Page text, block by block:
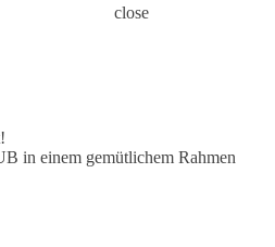
close
in einem gemütlichem Rahmen